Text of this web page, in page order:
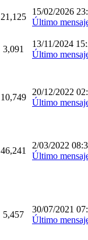
21,125
15/02/2026
Último
3,091
13/11/2024
Último
10,749
20/12/2022
Último
46,241
2/03/2022
Último
5,457
30/07/2021
Último